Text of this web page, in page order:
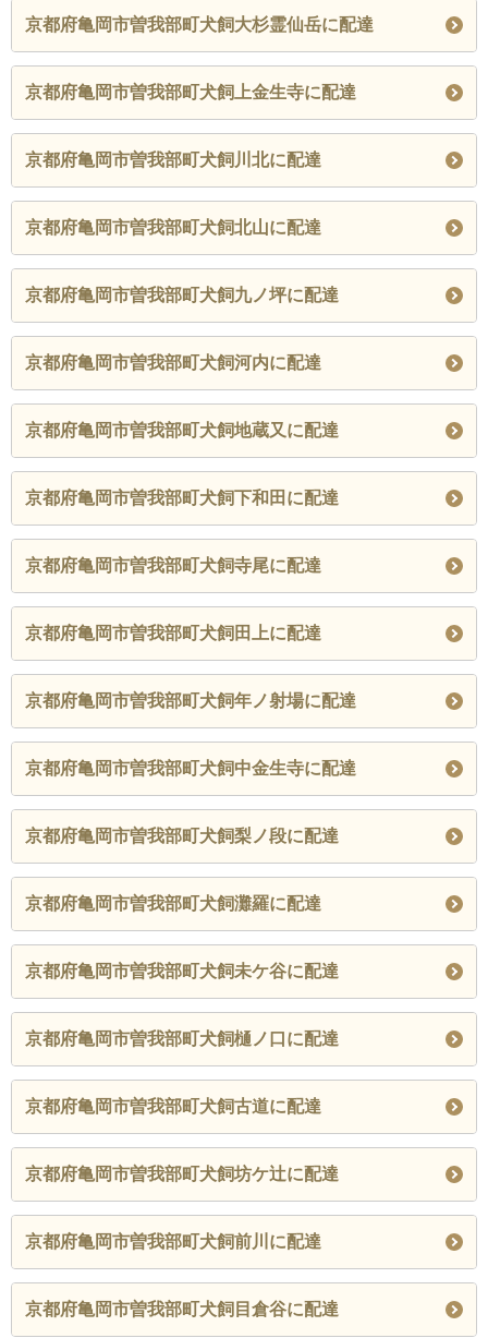
京都府亀岡市曽我部町犬飼大杉霊仙岳に配達
京都府亀岡市曽我部町犬飼上金生寺に配達
京都府亀岡市曽我部町犬飼川北に配達
京都府亀岡市曽我部町犬飼北山に配達
京都府亀岡市曽我部町犬飼九ノ坪に配達
京都府亀岡市曽我部町犬飼河内に配達
京都府亀岡市曽我部町犬飼地蔵又に配達
京都府亀岡市曽我部町犬飼下和田に配達
京都府亀岡市曽我部町犬飼寺尾に配達
京都府亀岡市曽我部町犬飼田上に配達
京都府亀岡市曽我部町犬飼年ノ射場に配達
京都府亀岡市曽我部町犬飼中金生寺に配達
京都府亀岡市曽我部町犬飼梨ノ段に配達
京都府亀岡市曽我部町犬飼灘羅に配達
京都府亀岡市曽我部町犬飼未ケ谷に配達
京都府亀岡市曽我部町犬飼樋ノ口に配達
京都府亀岡市曽我部町犬飼古道に配達
京都府亀岡市曽我部町犬飼坊ケ辻に配達
京都府亀岡市曽我部町犬飼前川に配達
京都府亀岡市曽我部町犬飼目倉谷に配達